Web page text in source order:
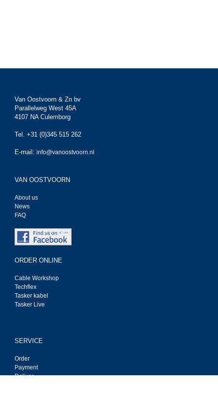
Van Oostvoorn & Zn bv
Parallelweg West 45A
4107 NA Culemborg
Tel. +31 (0)345 515 262
E-mail: info@vanoostvoorn.nl
VAN OOSTVOORN
About us
News
FAQ
ORDER ONLINE
Cable Workshop
Techflex
Tasker kabel
Tasker Live
SERVICE
Order
Payment
Deliver